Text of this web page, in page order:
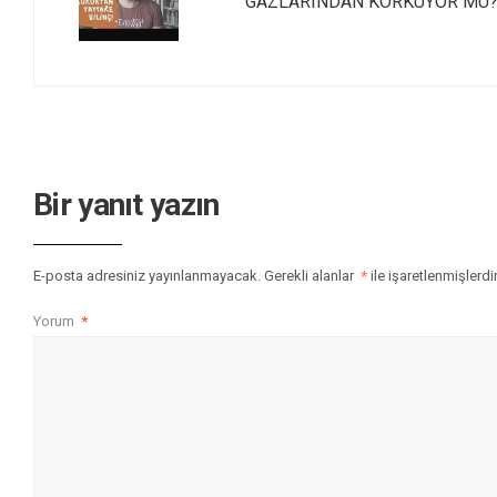
Bir yanıt yazın
E-posta adresiniz yayınlanmayacak. Gerekli alanlar * ile işaretlenmişlerdir
Yorum *